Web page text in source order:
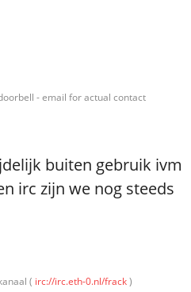
- email for actual contact
buiten gebruik ivm
irc zijn we nog steeds
( irc://irc.eth-0.nl/frack)